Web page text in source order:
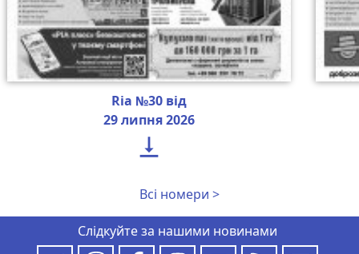
Ria №30 від
29 липня 2026

Всі номери >
Слідкуйте за нашими новинами